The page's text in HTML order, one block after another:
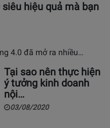
hiệu quả mà bạn
4.0 đã mở ra nhiều…
Tại sao nên thực hiện
ý tưởng kinh doanh
nội…
03/08/2020